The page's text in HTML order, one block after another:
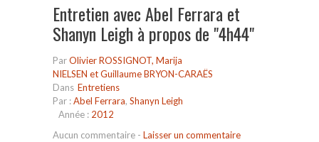
Entretien avec Abel Ferrara et
Shanyn Leigh à propos de "4h44"
ParOlivier ROSSIGNOT, Marija
NIELSEN et Guillaume BRYON-CARAËS
Dans Entretiens
Par :Abel Ferrara, Shanyn Leigh
Année : 2012
Aucun commentaire - Laisser un commentaire